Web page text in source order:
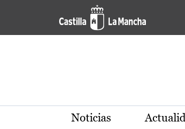
Pasar al contenido principal
Actualidad de la
Noticias